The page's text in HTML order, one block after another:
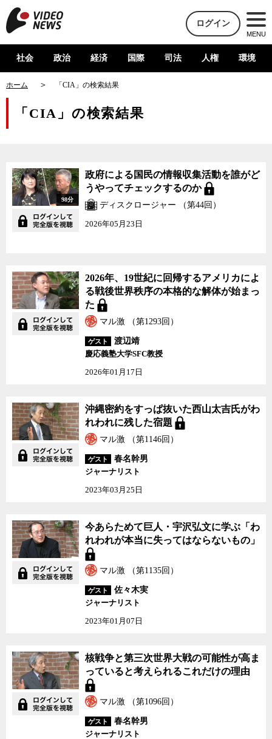
ログイン
MENU
社会 政治 経済 国際 司法 人権 環境
ホーム 「CIA」の検索結果
「CIA」の検索結果
98分
政府による国民の情報収集活動を誰がど
うやってチェックするのか
ディスクロージャー （第44回）
2026年05月23日
2026年、19世紀に回帰するアメリカによ
る戦後世界秩序の本格的な解体が始まっ
た
マル激 （第1293回）
ゲスト
渡辺靖
慶応義塾大学SFC教授
2026年01月17日
沖縄密約をすっぱ抜いた西山太吉氏がわ
れわれに残した宿題
マル激 （第1146回）
ゲスト
春名幹男
ジャーナリスト
2023年03月25日
今あらためて巨人・宇沢弘文に学ぶ「わ
れわれが本当に失ってはならないもの」
マル激 （第1135回）
ゲスト
佐々木実
ジャーナリスト
2023年01月07日
核戦争と第三次世界大戦の可能性が高ま
っていると考えられるこれだけの理由
マル激 （第1096回）
ゲスト
春名幹男
ジャーナリスト